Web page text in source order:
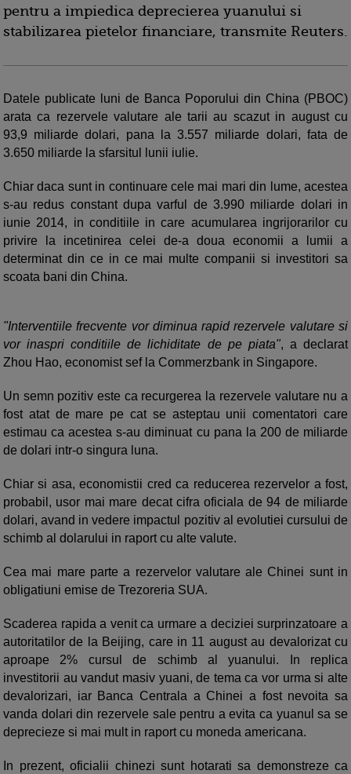
pentru a impiedica deprecierea yuanului si
stabilizarea pietelor financiare, transmite Reuters.
Datele publicate luni de Banca Poporului din China (PBOC)
arata ca rezervele valutare ale tarii au scazut in august cu
93,9 miliarde dolari, pana la 3.557 miliarde dolari, fata de
3.650 miliarde la sfarsitul lunii iulie.
Chiar daca sunt in continuare cele mai mari din lume, acestea
s-au redus constant dupa varful de 3.990 miliarde dolari in
iunie 2014, in conditiile in care acumularea ingrijorarilor cu
privire la incetinirea celei de-a doua economii a lumii a
determinat din ce in ce mai multe companii si investitori sa
scoata bani din China.
"Interventiile frecvente vor diminua rapid rezervele valutare si
vor inaspri conditiile de lichiditate de pe piata", a declarat
Zhou Hao, economist sef la Commerzbank in Singapore.
Un semn pozitiv este ca recurgerea la rezervele valutare nu a
fost atat de mare pe cat se asteptau unii comentatori care
estimau ca acestea s-au diminuat cu pana la 200 de miliarde
de dolari intr-o singura luna.
Chiar si asa, economistii cred ca reducerea rezervelor a fost,
probabil, usor mai mare decat cifra oficiala de 94 de miliarde
dolari, avand in vedere impactul pozitiv al evolutiei cursului de
schimb al dolarului in raport cu alte valute.
Cea mai mare parte a rezervelor valutare ale Chinei sunt in
obligatiuni emise de Trezoreria SUA.
Scaderea rapida a venit ca urmare a deciziei surprinzatoare a
autoritatilor de la Beijing, care in 11 august au devalorizat cu
aproape 2% cursul de schimb al yuanului. In replica
investitorii au vandut masiv yuani, de tema ca vor urma si alte
devalorizari, iar Banca Centrala a Chinei a fost nevoita sa
vanda dolari din rezervele sale pentru a evita ca yuanul sa se
deprecieze si mai mult in raport cu moneda americana.
In prezent, oficialii chinezi sunt hotarati sa demonstreze ca